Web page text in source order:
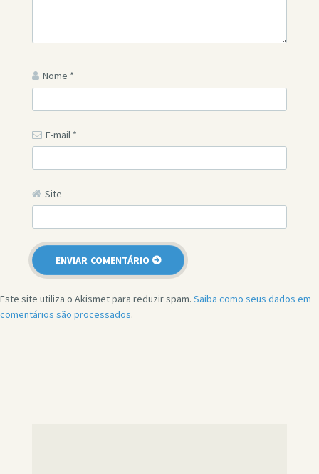
Nome *
E-mail *
Site
Este site utiliza o Akismet para reduzir spam. Saiba como seus dados em
comentários são processados.